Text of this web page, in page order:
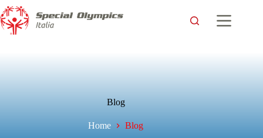
Blog
Home Blog